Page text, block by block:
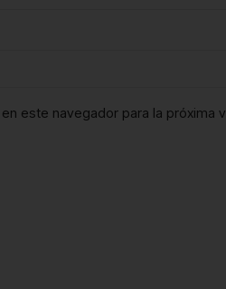
este navegador para la próxima